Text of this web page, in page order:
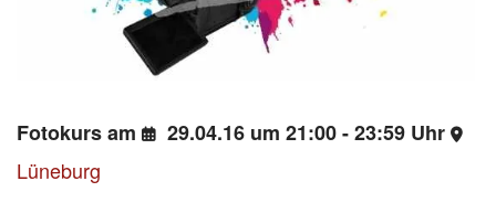
Fotokurs am
29.04.16 um 21:00 - 23:59 Uhr
Lüneburg